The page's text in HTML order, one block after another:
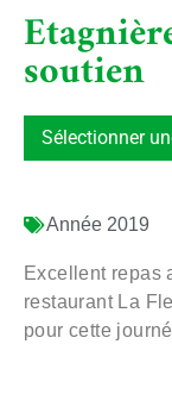
soutien
Année 2019
Excellent repas
restaurant La
pour cette